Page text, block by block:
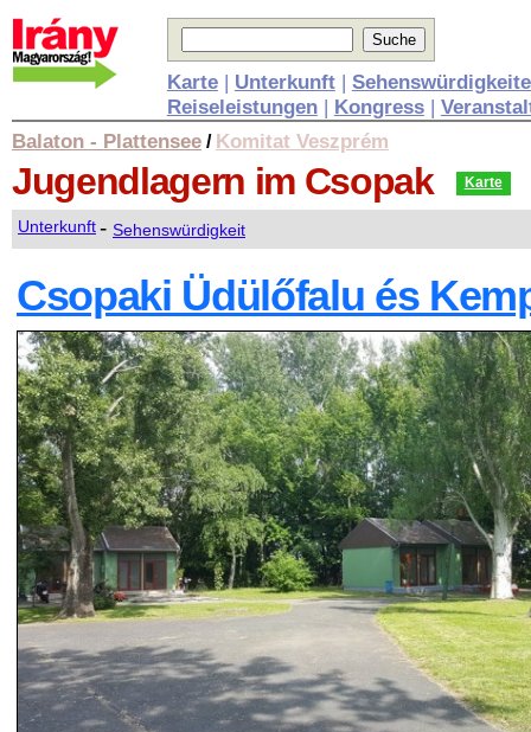
Karte| Unterkunft|
Reiseleistungen| Kongress|
Balaton - Plattensee / Komitat Veszprém
Jugendlagern im Csopak Karte
Unterkunft- Sehenswürdigkeit
Csopaki Üdülőfalu és